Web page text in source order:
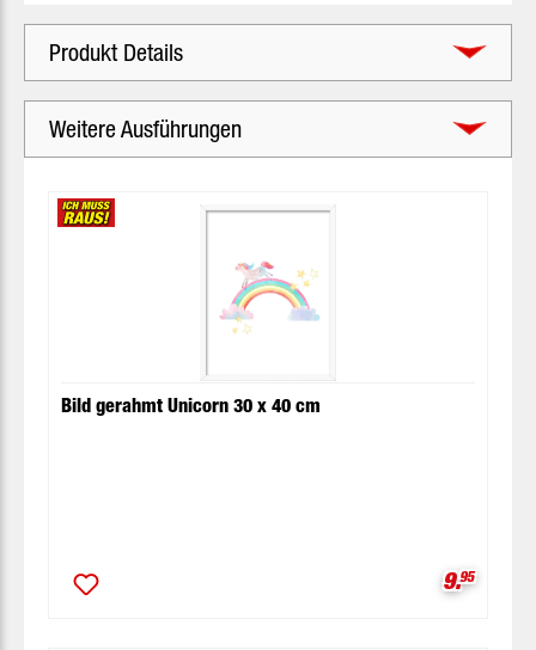
Produkt Details
Weitere Ausführungen
Bild gerahmt Unicorn 30 x 40 cm
9.95